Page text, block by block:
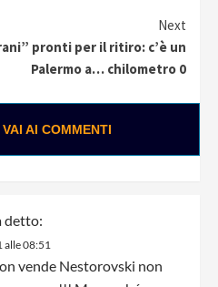
Next
pronti per il ritiro: c’è un
Palermo a… chilometro 0
AI COMMENTI
detto:
08:51
vende Nestorovski non